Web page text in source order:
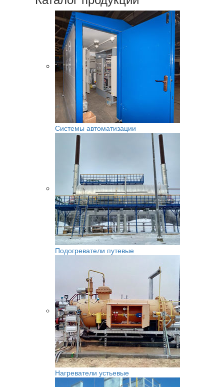
Системы автоматизации
Подогреватели путевые
Нагреватели устьевые